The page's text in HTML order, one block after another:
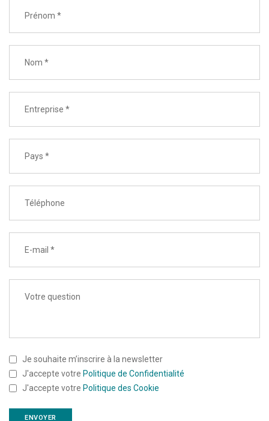
Je souhaite m’inscrire à la newsletter
J'accepte votre Politique de Confidentialité
J'accepte votre Politique des Cookie